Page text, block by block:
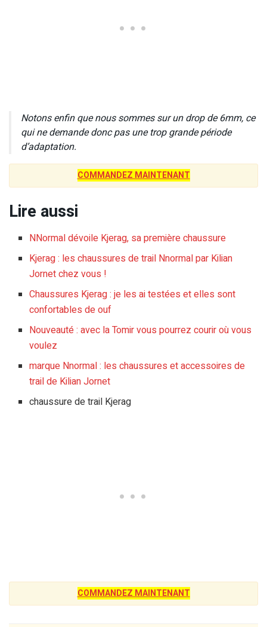
Notons enfin que nous sommes sur un drop de 6mm, ce
qui ne demande donc pas une trop grande période
d’adaptation.
COMMANDEZ MAINTENANT
Lire aussi
NNormal dévoile Kjerag, sa première chaussure
Kjerag : les chaussures de trail Nnormal par Kilian
Jornet chez vous !
Chaussures Kjerag : je les ai testées et elles sont
confortables de ouf
Nouveauté : avec la Tomir vous pourrez courir où vous
voulez
marque Nnormal : les chaussures et accessoires de
trail de Kilian Jornet
chaussure de trail Kjerag
COMMANDEZ MAINTENANT